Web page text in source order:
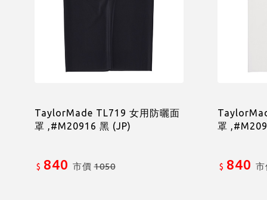
TaylorMade TL719 女用防曬面
罩 ,#M20916 黑 (JP)
$ 840 市價1050
罩
$ 840